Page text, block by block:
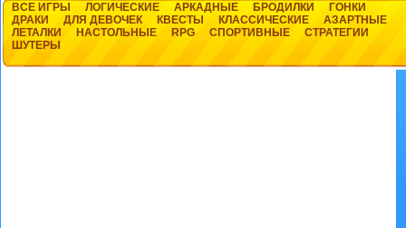
ВСЕ ИГРЫ ЛОГИЧЕСКИЕ АРКАДНЫЕ БРОДИЛКИ
ГОНКИ
ДРАКИ
ДЛЯ ДЕВОЧЕК КВЕСТЫ КЛАССИЧЕСКИЕ
АЗАРТНЫЕ
ЛЕТАЛКИ
НАСТОЛЬНЫЕ RPG СПОРТИВНЫЕ
СТРАТЕГИИ
ШУТЕРЫ